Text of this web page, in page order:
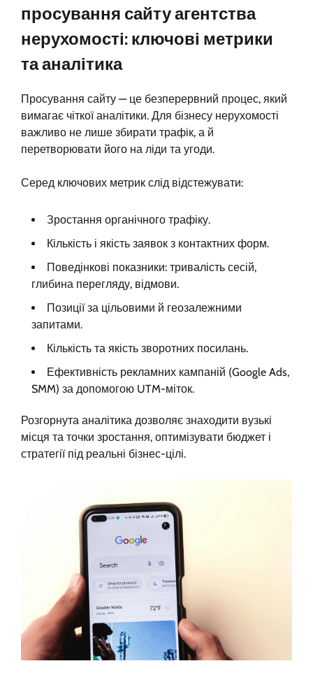
просування сайту агентства
нерухомості: ключові метрики
та аналітика
Просування сайту — це безперервний процес, який
вимагає чіткої аналітики. Для бізнесу нерухомості
важливо не лише збирати трафік, а й
перетворювати його на ліди та угоди.
Серед ключових метрик слід відстежувати:
Зростання органічного трафіку.
Кількість і якість заявок з контактних форм.
Поведінкові показники: тривалість сесій,
глибина перегляду, відмови.
Позиції за цільовими й геозалежними
запитами.
Кількість та якість зворотних посилань.
Ефективність рекламних кампаній (Google Ads,
SMM) за допомогою UTM-міток.
Розгорнута аналітика дозволяє знаходити вузькі
місця та точки зростання, оптимізувати бюджет і
стратегії під реальні бізнес-цілі.